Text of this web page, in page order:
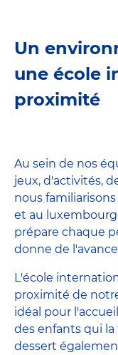
Un
une école
proximité
Au sein de nos
jeux, d'activités,
nous
et au
prépare chaque
donne de
L'école
proximité de
idéal pour
des enfants qui
dessert